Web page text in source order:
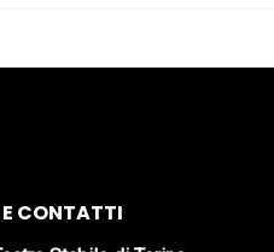
CONTATTI